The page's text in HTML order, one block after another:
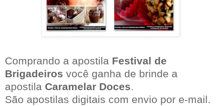
Comprando a apostila Festival de
Brigadeiros você ganha de brinde a
apostila Caramelar Doces.
São apostilas digitais com envio por e-mail.